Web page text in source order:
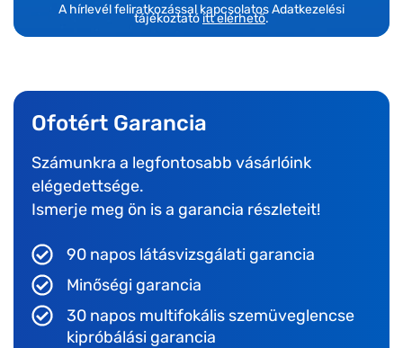
A hírlevél feliratkozással kapcsolatos Adatkezelési
tájékoztatóitt elérhető.
Ofotért Garancia
Számunkra a legfontosabb vásárlóink
elégedettsége.
Ismerje meg ön is a garancia részleteit!
90 napos látásvizsgálati garancia
Minőségi garancia
30 napos multifokális szemüveglencse
kipróbálási garancia